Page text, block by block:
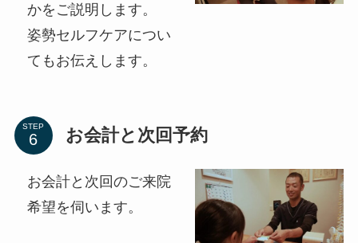
かをご説明します。
姿勢セルフケアについ
てもお伝えします。
STEP お会計と次回予約
お会計と次回のご来院
希望を伺います。